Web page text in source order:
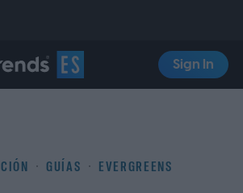
Español
Sign In
GUÍAS EVERGREENS